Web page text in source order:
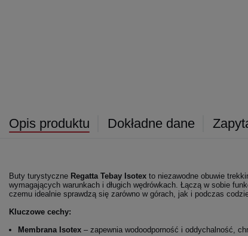
Opis produktu Dokładne dane
Buty turystyczne Regatta Tebay Isotex to niezawodne obuwie
wymagających warunkach i długich wędrówkach. Łączą w sobie
czemu idealnie sprawdzą się zarówno w górach, jak i podczas
Kluczowe cechy:
Membrana Isotex – zapewnia wodoodporność i oddychalność,